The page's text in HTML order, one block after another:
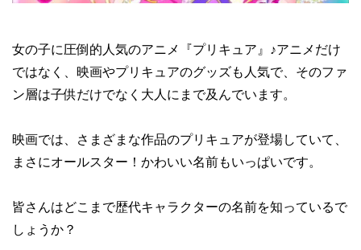
女の子に圧倒的人気のアニメ『プリキュア』♪アニメだけ
ではなく、映画やプリキュアのグッズも人気で、そのファ
ン層は子供だけでなく大人にまで及んでいます。
映画では、さまざまな作品のプリキュアが登場していて、
まさにオールスター！かわいい名前もいっぱいです。
皆さんはどこまで歴代キャラクターの名前を知っているで
しょうか？